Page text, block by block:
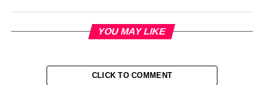
YOU MAY LIKE
CLICK TO COMMENT